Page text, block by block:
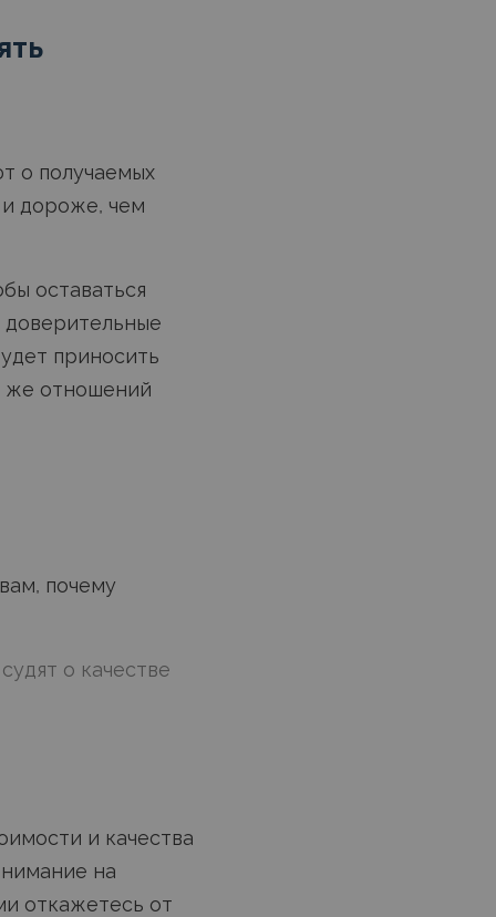
о получаемых
и дороже, чем
оставаться
приносить
же отношений
почему
о качестве
и качества
на
откажетесь от